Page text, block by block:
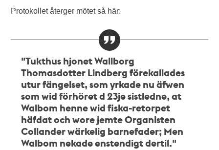
Protokollet återger mötet så här:
"Tukthus hjonet Wallborg
Thomasdotter Lindberg förekallades
utur fängelset, som yrkade nu äfwen
som wid förhöret d 23je sistledne, at
Walbom henne wid fiska-retorpet
häfdat och wore jemte Organisten
Collander wärkelig barnefader; Men
Walbom nekade enstendigt dertil."